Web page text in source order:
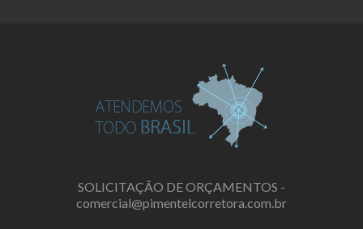
SOLICITAÇÃO DE ORÇAMENTOS -
comercial@pimentelcorretora.com.br